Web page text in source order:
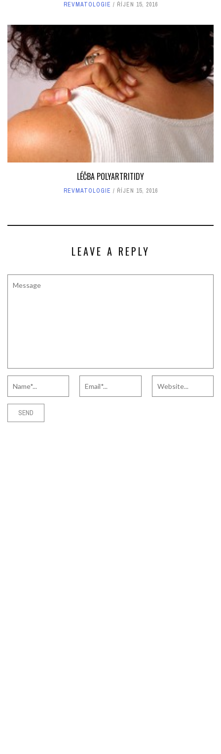
REVMATOLOGIE ŘÍJEN 15, 2016
LÉČBA POLYARTRITIDY
REVMATOLOGIE ŘÍJEN 15, 2016
LEAVE A REPLY